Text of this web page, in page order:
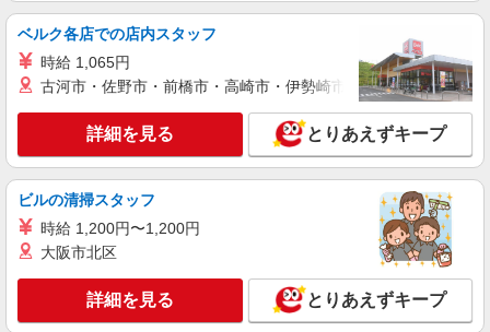
ベルク各店での店内スタッフ
時給 1,065円
古河市・佐野市・前橋市・高崎市・伊勢崎市・太田市・館林市
詳細を見る とりあえずキープ
ビルの清掃スタッフ
時給 1,200円〜1,200円
大阪市北区
詳細を見る とりあえずキープ